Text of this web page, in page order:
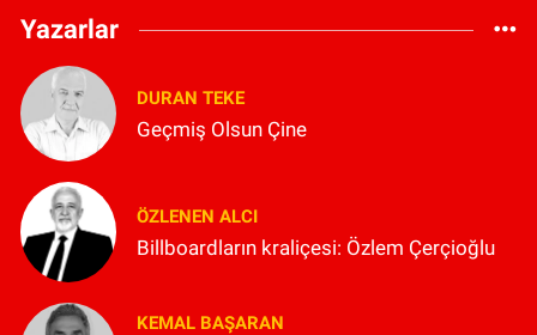
Yazarlar
DURAN TEKE
Geçmiş Olsun Çine
ÖZLENEN ALCI
Billboardların kraliçesi: Özlem Çerçioğlu
KEMAL BAŞARAN